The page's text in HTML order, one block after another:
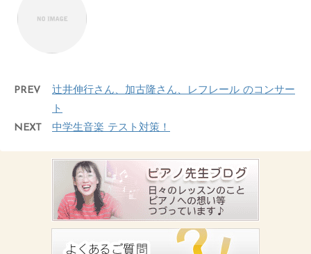
PREV
辻井伸行さん、加古隆さん、レフレール のコンサー
ト
NEXT
中学生音楽 テスト対策！